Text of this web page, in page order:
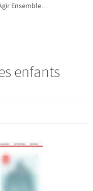
Ensemble…
enfants